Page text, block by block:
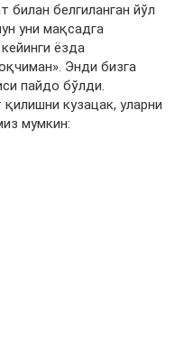
билан белгиланган йўл
уни мақсадга
ёзда
Энди бизга
пайдо бўлди.
кузацак, уларни
мумкин: